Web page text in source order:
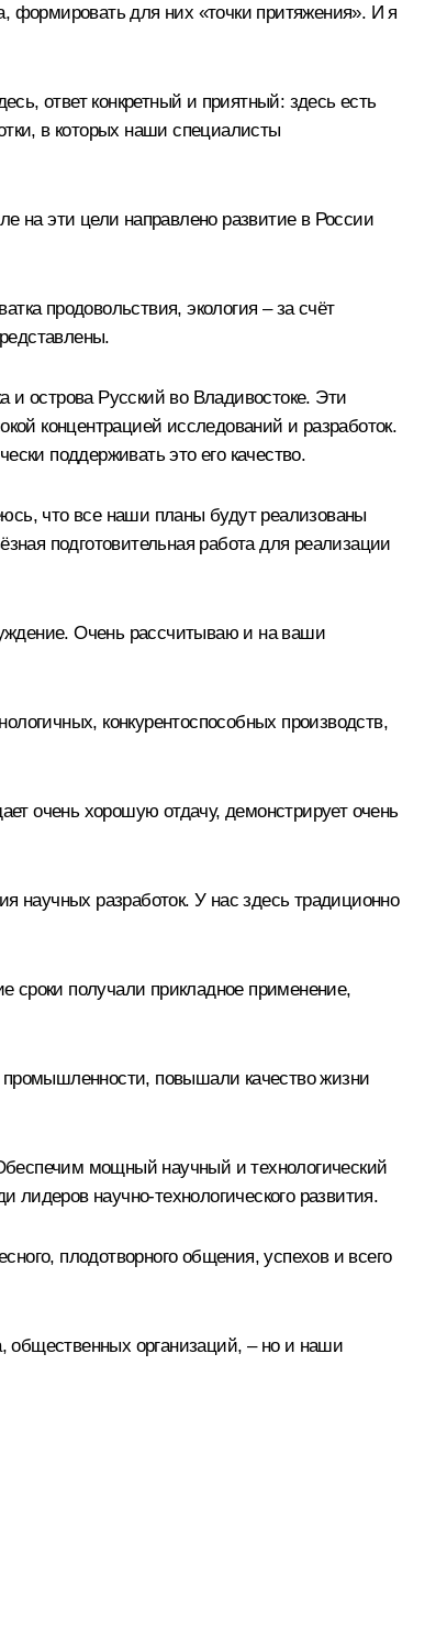
формировать для них «точки притяжения». И я
ответ конкретный и приятный: здесь есть
в которых наши специалисты
на эти цели направлено развитие в России
продовольствия, экология – за счёт
и острова Русский во Владивостоке. Эти
концентрацией исследований и разработок.
поддерживать это его качество.
что все наши планы будут реализованы
подготовительная работа для реализации
Очень рассчитываю и на ваши
конкурентоспособных производств,
очень хорошую отдачу, демонстрирует очень
научных разработок. У нас здесь традиционно
сроки получали прикладное применение,
промышленности, повышали качество жизни
мощный научный и технологический
научно-технологического развития.
плодотворного общения, успехов и всего
общественных организаций, – но и наши